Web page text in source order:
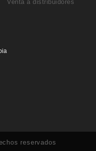
Venta a distribuidores
reservados